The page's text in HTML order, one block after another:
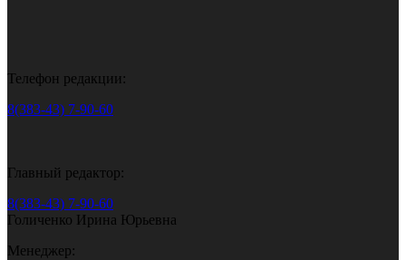
Телефон редакции:
8(383-43) 7-90-60
Главный редактор:
8(383-43) 7-90-60
Голиченко Ирина Юрьевна
Менеджер: